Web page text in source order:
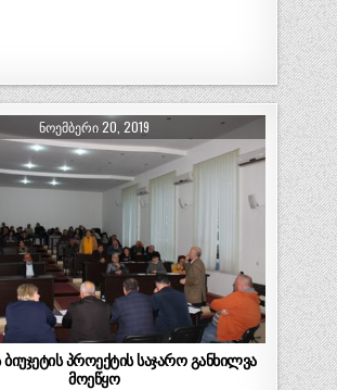
ᲜᲝᲔᲛᲑᲔᲠᲘ 20, 2019
პროექტის საჯარო განხილვა
მოეწყო